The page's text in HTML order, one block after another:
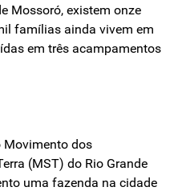
Mossoró, existem onze
famílias ainda vivem em
em três acampamentos
Movimento dos
(MST) do Rio Grande
uma fazenda na cidade